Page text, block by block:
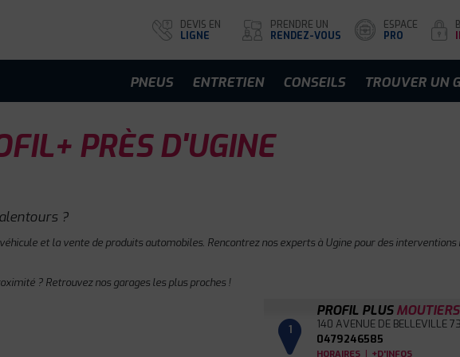
DEVIS EN
LIGNE
PRENDRE UN
RENDEZ-VOUS
ESPACE
PRO
PNEUS ENTRETIEN CONSEILS TROUVER UN
PRÈS D'UGINE
?
et la vente de produits automobiles. Rencontrez nos experts à Ugine pour des
? Retrouvez nos garages les plus proches !
1
PROFIL PLUSMOUTIERS
140 AVENUE DE BELLEVILLE
0479246585
HORAIRES | +D'INFOS